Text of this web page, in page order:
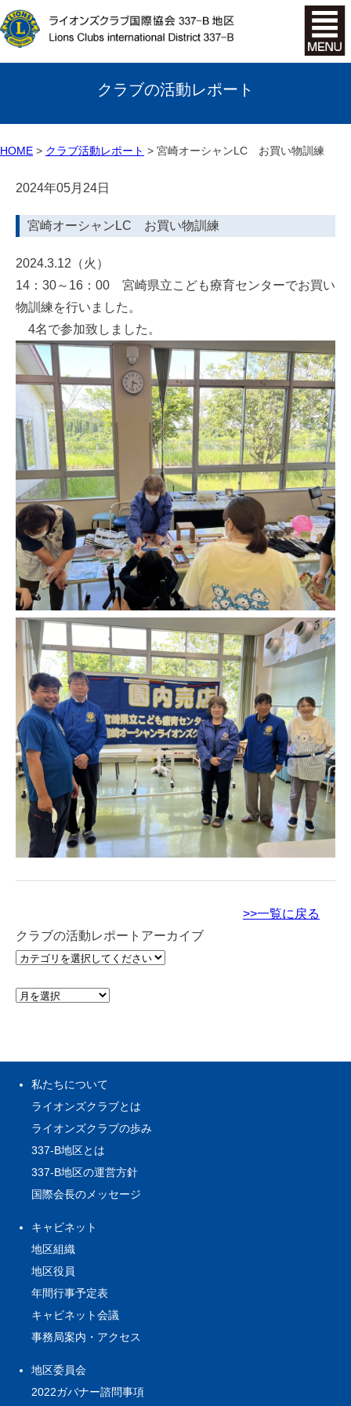
クラブの活動レポート
HOME クラブ活動レポート 宮崎オーシャンLC お買い物訓練
2024年05月24日
宮崎オーシャンLC お買い物訓練
2024.3.12（火）
14：30～16：00 宮崎県立こども療育センターでお買い
物訓練を行いました。
4名で参加致しました。
>>一覧に戻る
クラブの活動レポートアーカイブ
私たちについて
ライオンズクラブとは
ライオンズクラブの歩み
337-B地区とは
337-B地区の運営方針
国際会長のメッセージ
キャビネット
地区組織
地区役員
年間行事予定表
キャビネット会議
事務局案内・アクセス
地区委員会
2022ガバナー諮問事項